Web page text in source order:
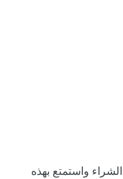
واستمتع بهذه